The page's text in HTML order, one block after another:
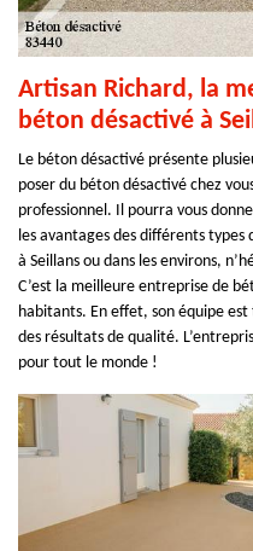
Artisan Richard, la
béton désactivé à
Le béton désactivé présente
poser du béton désactivé chez
professionnel. Il pourra vous
les avantages des différents types
à Seillans ou dans les environs,
C’est la meilleure entreprise de
habitants. En effet, son équipe
des résultats de qualité.
pour tout le monde !